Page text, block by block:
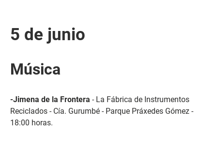
5 de junio
Música
-Jimena de la Frontera - La Fábrica de Instrumentos
Reciclados - Cía. Gurumbé - Parque Práxedes Gómez -
18:00 horas.